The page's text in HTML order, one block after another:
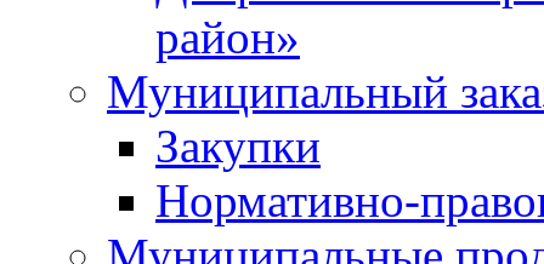
район»
Муниципальный
Закупки
Нормативно-